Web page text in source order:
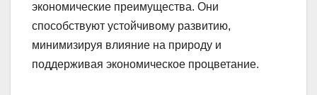
экономические преимущества. Они
способствуют устойчивому развитию,
минимизируя влияние на природу и
поддерживая экономическое процветание.